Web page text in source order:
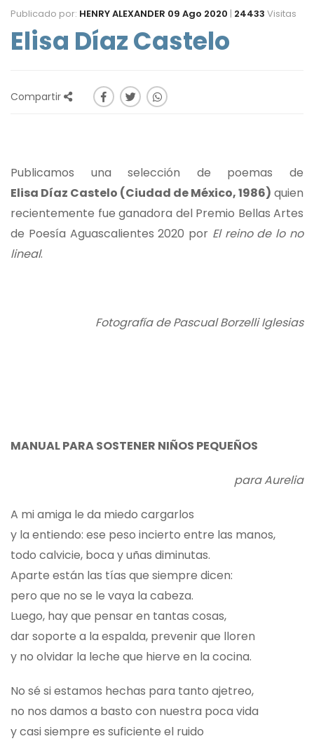
Publicado por: HENRY ALEXANDER 09 Ago 2020 | 24433 Visitas
Elisa Díaz Castelo
Compartir
Publicamos una selección de poemas de
Elisa Díaz Castelo (Ciudad de México, 1986) quien
recientemente fue ganadora del Premio Bellas Artes
de Poesía Aguascalientes 2020 por El reino de lo no
lineal.
Fotografía de Pascual Borzelli Iglesias
MANUAL PARA SOSTENER NIÑOS PEQUEÑOS
para Aurelia
A mi amiga le da miedo cargarlos
y la entiendo: ese peso incierto entre las manos,
todo calvicie, boca y uñas diminutas.
Aparte están las tías que siempre dicen:
pero que no se le vaya la cabeza.
Luego, hay que pensar en tantas cosas,
dar soporte a la espalda, prevenir que lloren
y no olvidar la leche que hierve en la cocina.
No sé si estamos hechas para tanto ajetreo,
no nos damos a basto con nuestra poca vida
y casi siempre es suficiente el ruido